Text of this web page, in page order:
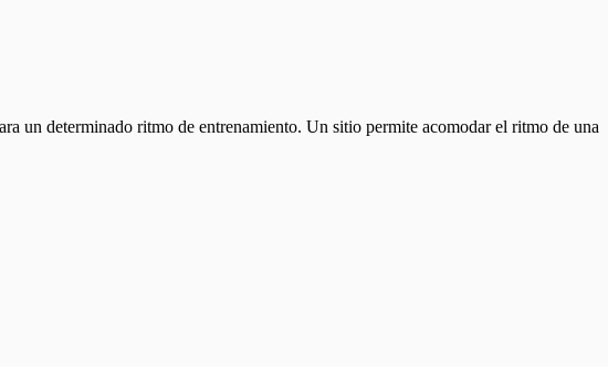
un determinado ritmo de entrenamiento. Un sitio permite acomodar el ritmo de una